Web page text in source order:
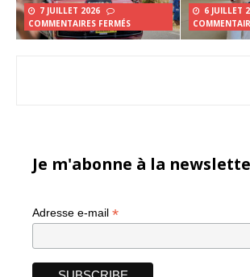
7 JUILLET 2026
COMMENTAIRES FERMÉS
6 JUILLET
Je m'abonne à la
Adresse e-mail *